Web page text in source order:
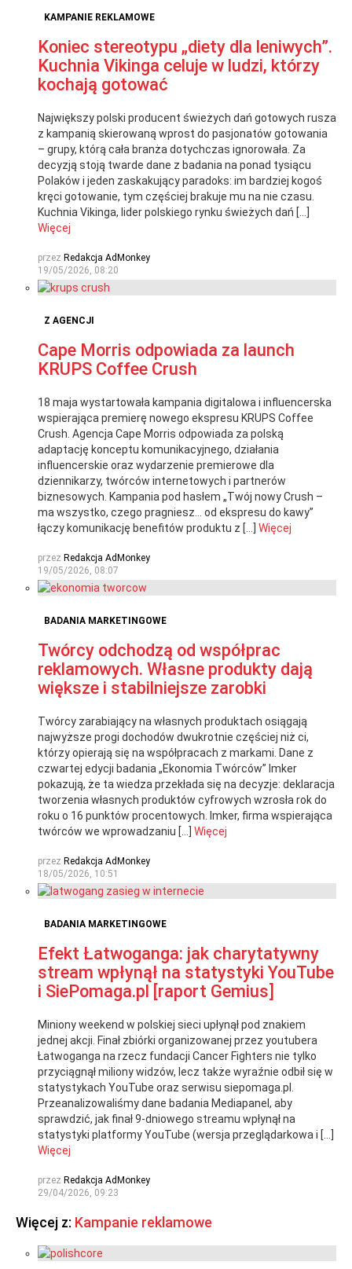
KAMPANIE REKLAMOWE
Koniec stereotypu „diety dla leniwych”.
Kuchnia Vikinga celuje w ludzi, którzy
kochają gotować
Największy polski producent świeżych dań gotowych rusza
z kampanią skierowaną wprost do pasjonatów gotowania
– grupy, którą cała branża dotychczas ignorowała. Za
decyzją stoją twarde dane z badania na ponad tysiącu
Polaków i jeden zaskakujący paradoks: im bardziej kogoś
kręci gotowanie, tym częściej brakuje mu na nie czasu.
Kuchnia Vikinga, lider polskiego rynku świeżych dań […]
Więcej
przez Redakcja AdMonkey
19/05/2026, 08:20
Z AGENCJI
Cape Morris odpowiada za launch
KRUPS Coffee Crush
18 maja wystartowała kampania digitalowa i influencerska
wspierająca premierę nowego ekspresu KRUPS Coffee
Crush. Agencja Cape Morris odpowiada za polską
adaptację konceptu komunikacyjnego, działania
influencerskie oraz wydarzenie premierowe dla
dziennikarzy, twórców internetowych i partnerów
biznesowych. Kampania pod hasłem „Twój nowy Crush –
ma wszystko, czego pragniesz… od ekspresu do kawy”
łączy komunikację benefitów produktu z […] Więcej
przez Redakcja AdMonkey
19/05/2026, 08:07
BADANIA MARKETINGOWE
Twórcy odchodzą od współprac
reklamowych. Własne produkty dają
większe i stabilniejsze zarobki
Twórcy zarabiający na własnych produktach osiągają
najwyższe progi dochodów dwukrotnie częściej niż ci,
którzy opierają się na współpracach z markami. Dane z
czwartej edycji badania „Ekonomia Twórców” Imker
pokazują, że ta wiedza przekłada się na decyzje: deklaracja
tworzenia własnych produktów cyfrowych wzrosła rok do
roku o 16 punktów procentowych. Imker, firma wspierająca
twórców we wprowadzaniu […] Więcej
przez Redakcja AdMonkey
18/05/2026, 10:51
BADANIA MARKETINGOWE
Efekt Łatwoganga: jak charytatywny
stream wpłynął na statystyki YouTube
i SiePomaga.pl [raport Gemius]
Miniony weekend w polskiej sieci upłynął pod znakiem
jednej akcji. Finał zbiórki organizowanej przez youtubera
Łatwoganga na rzecz fundacji Cancer Fighters nie tylko
przyciągnął miliony widzów, lecz także wyraźnie odbił się w
statystykach YouTube oraz serwisu siepomaga.pl.
Przeanalizowaliśmy dane badania Mediapanel, aby
sprawdzić, jak finał 9-dniowego streamu wpłynął na
statystyki platformy YouTube (wersja przeglądarkowa i […]
Więcej
przez Redakcja AdMonkey
29/04/2026, 09:23
Więcej z: Kampanie reklamowe